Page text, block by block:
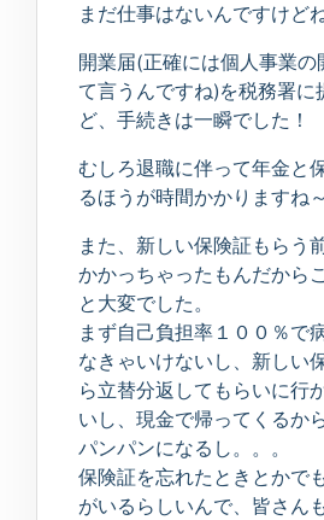
まだ仕事はないんですけど
開業届(正確には個人事業の
て言うんですね)を税務署に
ど、手続きは一瞬でした！
むしろ退職に伴って年金と
るほうが時間かかりますね～
また、新しい保険証もらう
かかっちゃったもんだから
と大変でした。
まず自己負担率１００％で
なきゃいけないし、新しい
ら立替分返してもらいに行
いし、現金で帰ってくるか
パンパンになるし。。。
保険証を忘れたときとかで
がいるらしいんで、皆さん